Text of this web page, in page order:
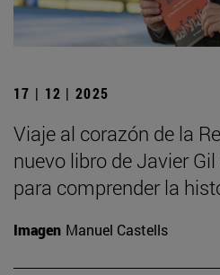
17 | 12 | 2025
Viaje al corazón de la
nuevo libro de Javier
para comprender la
Imagen Manuel Castells